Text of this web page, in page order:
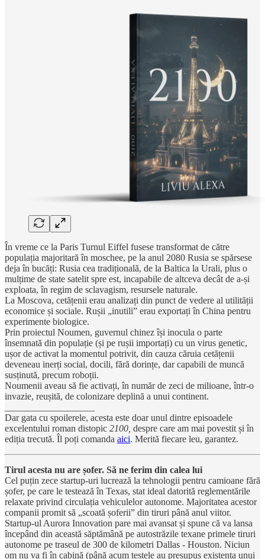
În vreme ce la Paris Turnul Eiffel fusese transformat de către
populația majoritară în moschee, pe la anul 2080 Rusia se spărsese
deja în bucăți: Rusia cea tradițională, de la Baltica la Urali, plus o
mulțime de state satelit spre est, incapabile de altceva decât de a-și
exploata, în regim de sclavagism, resursele naturale.
La Moscova, cetățenii erau analizați din punct de vedere al utilității
economice și sociale. Rușii „inutili” erau exportați în China pentru
experimente biologice.
Prin proiectul Noumen, guvernul chinez își inocula o parte
însemnată din populație (și pe rușii importați) cu un virus genetic,
ușor de activat la momentul potrivit, din cauza căruia cetățenii
deveneau inerți social, docili, fără dorințe, dar capabili de muncă
susținută, precum roboții.
Noumenii aveau să fie activați, în număr de zeci de milioane, într-o
invazie, reușită, de colonizare deplină a unui continent.
Dar gata cu spoilerele, acesta este doar unul dintre episoadele
excelentului roman distopic 2100, despre care am mai povestit și în
ediția trecută. Îl poți comanda aici. Merită fiecare leu, garantez.
Tirul acesta nu are șofer. Să ne ferim din calea lui
Cel puțin zece startup-uri lucrează la tehnologii pentru camioane fără
șofer, pe care le testează în Texas, stat ideal datorită reglementările
relaxate privind circulația vehiculelor autonome. Majoritatea acestor
companii promit să „scoată șoferii” din tiruri până anul viitor.
Startup-ul Aurora Innovation pare mai avansat și spune că va lansa
începând din această săptămână pe autostrăzile texane primele tiruri
autonome pe traseul de 300 de kilometri Dallas - Houston. Niciun
om nu va fi în cabină (până acum testele au presupus existența unui